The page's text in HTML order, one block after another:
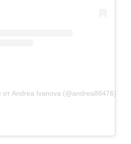
от Andrea Ivanova (@andrea88476)